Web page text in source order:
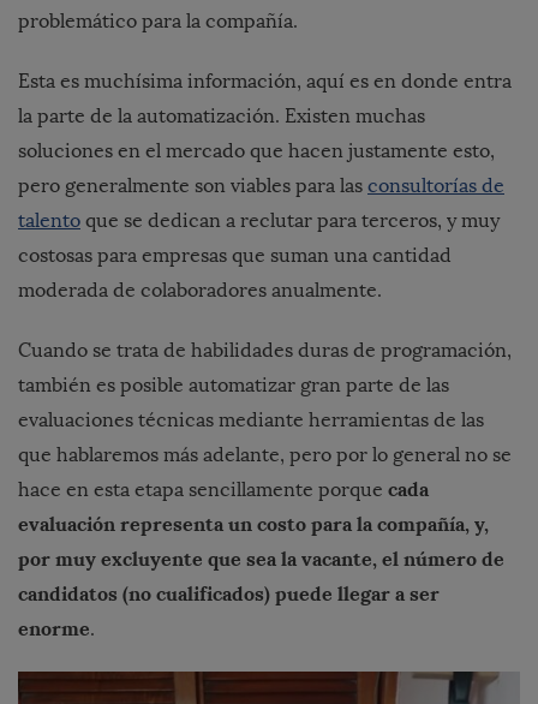
problemático para la compañía.
Esta es muchísima información, aquí es en donde entra
la parte de la automatización. Existen muchas
soluciones en el mercado que hacen justamente esto,
pero generalmente son viables para las consultorías de
talento que se dedican a reclutar para terceros, y muy
costosas para empresas que suman una cantidad
moderada de colaboradores anualmente.
Cuando se trata de habilidades duras de programación,
también es posible automatizar gran parte de las
evaluaciones técnicas mediante herramientas de las
que hablaremos más adelante, pero por lo general no se
hace en esta etapa sencillamente porque cada
evaluación representa un costo para la compañía, y,
por muy excluyente que sea la vacante, el número de
candidatos (no cualificados) puede llegar a ser
enorme.